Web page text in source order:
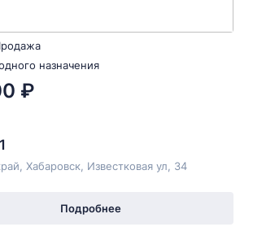
назначения
₽
Хабаровск, Известковая ул, 34
Подробнее